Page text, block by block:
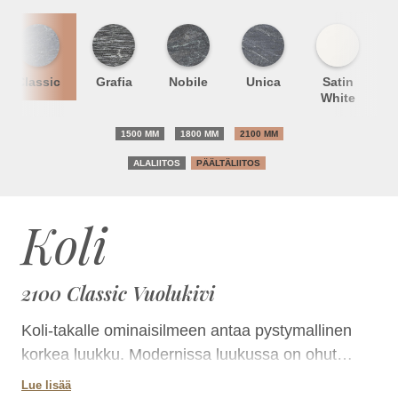
Koli
2100 Classic Vuolukivi
Koli-takalle ominaisilmeen antaa pystymallinen
korkea luukku. Modernissa luukussa on ohut
mustanharmaa metallireunus ja kaksinkertainen
Lue lisää
Classic Grafia Nobile Unica
Satin
White
1500 MM 1800 MM 2100 MM
ALALIITOS PÄÄLTÄLIITOS